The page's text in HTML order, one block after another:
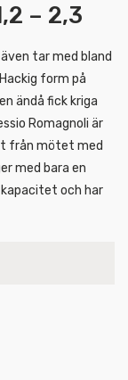
– 2,3
tar med bland
form på
ändå fick kriga
Romagnoli är
från mötet med
med bara en
och har